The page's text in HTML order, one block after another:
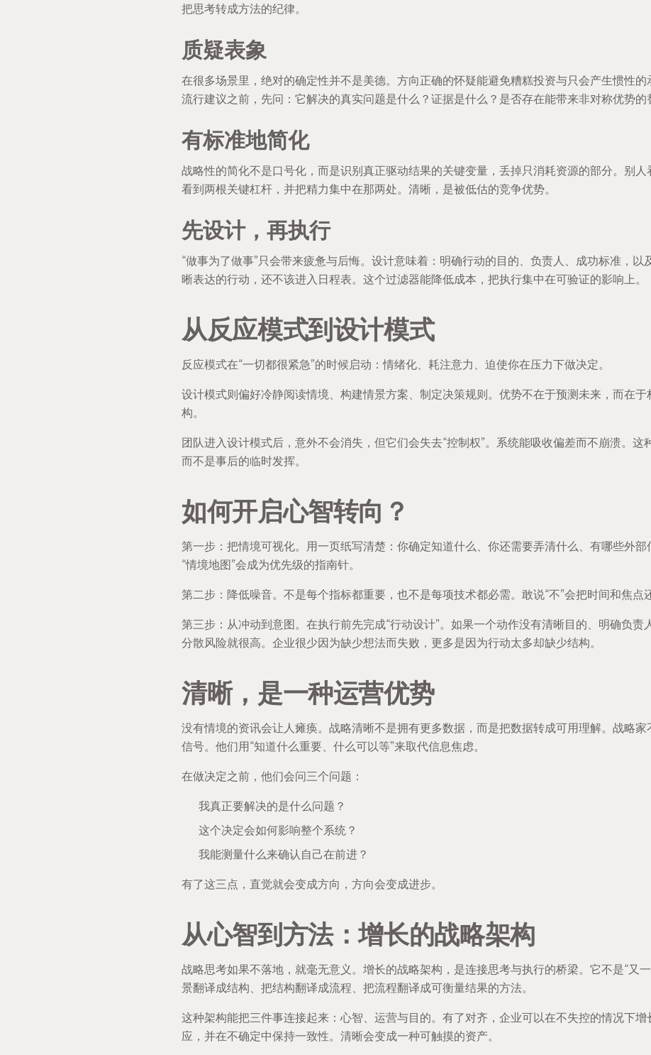
把思考转成方法的纪律。
质疑表象
在很多场景里，绝对的确定性并不是美德。方向正确的怀疑能避免糟糕投资与只会产生惯性
流行建议之前，先问：它解决的真实问题是什么？证据是什么？是否存在能带来非对称优势的
有标准地简化
战略性的简化不是口号化，而是识别真正驱动结果的关键变量，丢掉只消耗资源的部分。别人
看到两根关键杠杆，并把精力集中在那两处。清晰，是被低估的竞争优势。
先设计，再执行
“做事为了做事”只会带来疲惫与后悔。设计意味着：明确行动的目的、负责人、成功标准，以
晰表达的行动，还不该进入日程表。这个过滤器能降低成本，把执行集中在可验证的影响上。
从反应模式到设计模式
反应模式在“一切都很紧急”的时候启动：情绪化、耗注意力、迫使你在压力下做决定。
设计模式则偏好冷静阅读情境、构建情景方案、制定决策规则。优势不在于预测未来，而在
构。
团队进入设计模式后，意外不会消失，但它们会失去“控制权”。系统能吸收偏差而不崩溃。这
而不是事后的临时发挥。
如何开启心智转向？
第一步：把情境可视化。用一页纸写清楚：你确定知道什么、你还需要弄清什么、有哪些外
“情境地图”会成为优先级的指南针。
第二步：降低噪音。不是每个指标都重要，也不是每项技术都必需。敢说“不”会把时间和焦点
第三步：从冲动到意图。在执行前先完成“行动设计”。如果一个动作没有清晰目的、明确负责
分散风险就很高。企业很少因为缺少想法而失败，更多是因为行动太多却缺少结构。
清晰，是一种运营优势
没有情境的资讯会让人瘫痪。战略清晰不是拥有更多数据，而是把数据转成可用理解。战略家
信号。他们用“知道什么重要、什么可以等”来取代信息焦虑。
在做决定之前，他们会问三个问题：
我真正要解决的是什么问题？
这个决定会如何影响整个系统？
我能测量什么来确认自己在前进？
有了这三点，直觉就会变成方向，方向会变成进步。
从心智到方法：增长的战略架构
战略思考如果不落地，就毫无意义。增长的战略架构，是连接思考与执行的桥梁。它不是“又
景翻译成结构、把结构翻译成流程、把流程翻译成可衡量结果的方法。
这种架构能把三件事连接起来：心智、运营与目的。有了对齐，企业可以在不失控的情况下
应，并在不确定中保持一致性。清晰会变成一种可触摸的资产。